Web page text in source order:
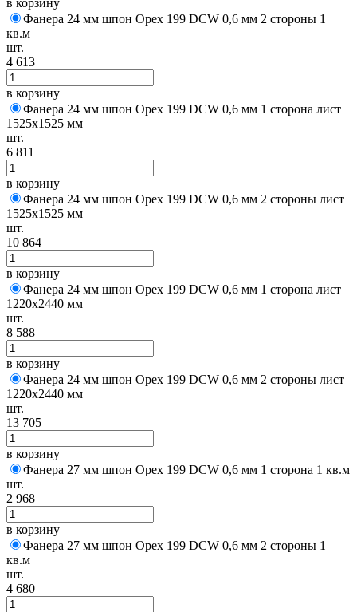
в корзину
Фанера 24 мм шпон Орех 199 DCW 0,6 мм 2 стороны 1
кв.м
шт.
4 613
в корзину
Фанера 24 мм шпон Орех 199 DCW 0,6 мм 1 сторона лист
1525х1525 мм
шт.
6 811
в корзину
Фанера 24 мм шпон Орех 199 DCW 0,6 мм 2 стороны лист
1525х1525 мм
шт.
10 864
в корзину
Фанера 24 мм шпон Орех 199 DCW 0,6 мм 1 сторона лист
1220х2440 мм
шт.
8 588
в корзину
Фанера 24 мм шпон Орех 199 DCW 0,6 мм 2 стороны лист
1220х2440 мм
шт.
13 705
в корзину
Фанера 27 мм шпон Орех 199 DCW 0,6 мм 1 сторона 1 кв.м
шт.
2 968
в корзину
Фанера 27 мм шпон Орех 199 DCW 0,6 мм 2 стороны 1
кв.м
шт.
4 680